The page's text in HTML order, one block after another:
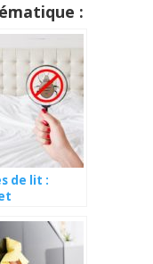
:
de lit :